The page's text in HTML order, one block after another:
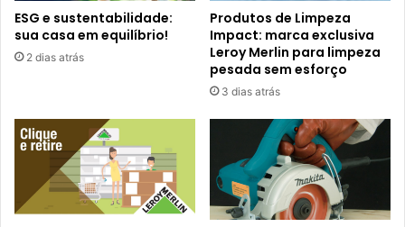
ESG e sustentabilidade:
sua casa em equilíbrio!
2 dias atrás
Produtos de Limpeza
Impact: marca exclusiva
Leroy Merlin para limpeza
pesada sem esforço
3 dias atrás